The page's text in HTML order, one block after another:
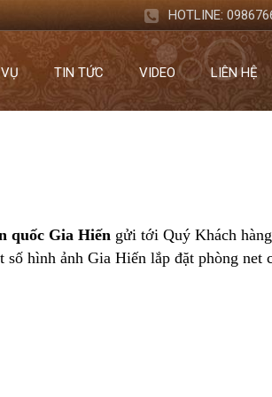
HOTLINE:
TIN TỨC VIDEO LIÊN HỆ
quốc Gia Hiến gửi tới Quý Khách
hình ảnh Gia Hiến lắp đặt phòng net